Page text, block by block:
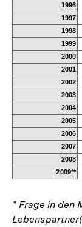
1996
1997
1998
1999
2000
2001
2002
2003
2004
2005
2006
2007
2008
2009**
* Frage in den